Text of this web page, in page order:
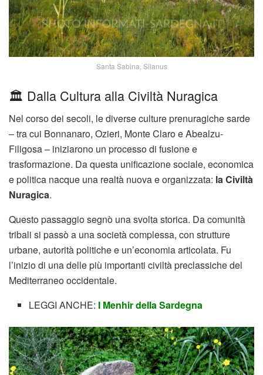
Santa Sabina, Silanus
🏛️ Dalla Cultura alla Civiltà Nuragica
Nel corso dei secoli, le diverse culture prenuragiche sarde
– tra cui Bonnanaro, Ozieri, Monte Claro e Abealzu-
Filigosa – iniziarono un processo di fusione e
trasformazione. Da questa unificazione sociale, economica
e politica nacque una realtà nuova e organizzata: la Civiltà
Nuragica.
Questo passaggio segnò una svolta storica. Da comunità
tribali si passò a una società complessa, con strutture
urbane, autorità politiche e un’economia articolata. Fu
l’inizio di una delle più importanti civiltà preclassiche del
Mediterraneo occidentale.
LEGGI ANCHE: I Menhir della Sardegna